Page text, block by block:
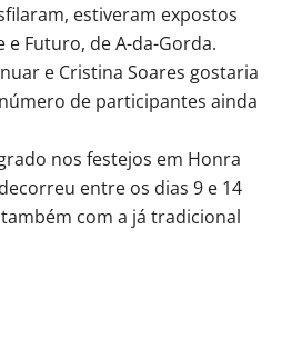
estiveram expostos
e Futuro, de A-da-Gorda.
e Cristina Soares gostaria
de participantes ainda
nos festejos em Honra
entre os dias 9 e 14
com a já tradicional